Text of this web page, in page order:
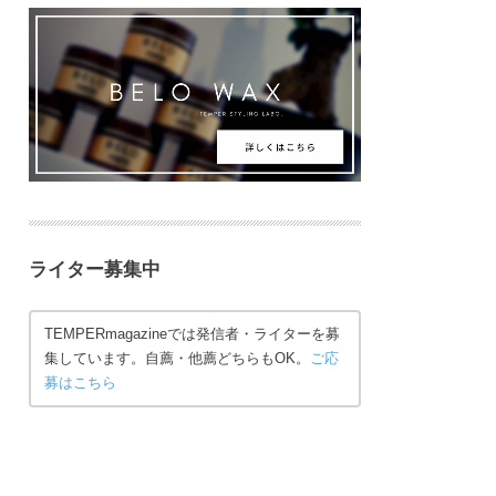
ライター募集中
TEMPERmagazineでは発信者・ライターを募
集しています。自薦・他薦どちらもOK。 ご応
募はこちら